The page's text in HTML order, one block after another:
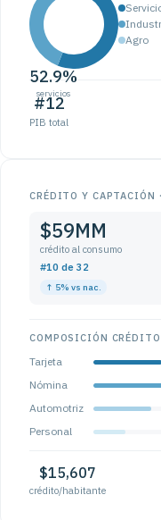
52.9%
servicios
Agro
#12
PIB total
CRÉDITO Y CAPTACIÓN
$59MM
crédito al consumo
#10 de 32
↑ 5% vs nac.
COMPOSICIÓN
Tarjeta
Nómina
Automotriz
Personal
$15,607
crédito/habitante